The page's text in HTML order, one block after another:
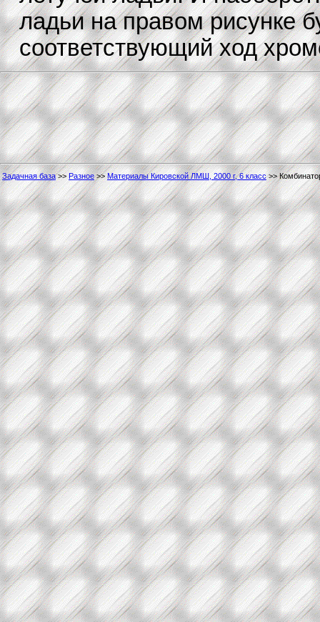
ладьи на правом рисунке
соответствующий ход
Задачная база>> Разное>> Материалы Кировской ЛМШ, 2000 г, 6 класс>>